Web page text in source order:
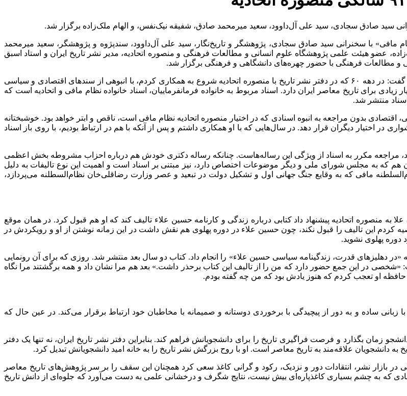
سید صادق سجادی، سید علی آل‌داوود، سعید میرمحمد صادق، شفیقه نیک‌نفس، و الهام ملک‌زاده برگزار شد.
با سخنرانی سید صادق سجادی، پژوهشگر و تاریخ‌نگار، سید علی آل‌داوود، سندپژوه و پژوهشگر، سعید میرمحمد
عضو هیئت علمی پژوهشگاه علوم انسانی و مطالعات فرهنگی و منصوره اتحادیه، مدیر نشر تاریخ ایران و استاد اسبق
سید صادق سجادی، پژوهشگر و تاریخ‌نگار با اشاره به اسنادی از دوره قاجار و پهلوی گفت: در دهه ۶۰ که در دفتر نشر تاریخ با منصوره اتحادیه شروع به همکاری کردم، با انبوهی از سندهای اقتصادی و سیاسی
برای تاریخ معاصر ایران دارد. اسناد مربوط به خانواده فرمانفرماییان، اسناد خانواده نظام مافی و اتحادیه است که
منتشر شد.
اقتصادی بدون مراجعه به انبوه اسنادی که در اختیار منصوره اتحادیه نظام مافی است، ناقص و ابتر خواهد بود. خوشبختانه
در اختیار دیگران قرار دهد. در سال‌هایی که با او همکاری داشتم و پس از آنکه با هم در ارتباط بودیم، با روی باز اسناد
شد، مراجعه مکرر به اسناد از ویژگی این رساله‌هاست. چنانکه رساله دکتری خودش هم درباره احزاب مشروطه بخش اعظمی
هم که به مجلس شورای ملی و دیگر موضوعات اختصاص دارد، نیز مبتنی بر اسناد است و اهمیت این نوع تالیفات به دلیل
مافی که به وقایع جنگ جهانی اول و تشکیل دولت در تبعید و عصر وزارت رضاقلی‌خان نظام‌السطلنه می‌پردازد،
به منصوره اتحادیه پیشنهاد داد کتابی درباره زندگی و کارنامه حسین علاء تالیف کند که او هم قبول کرد. در همان موقع
کردم این تالیف را قبول نکند، چون حسین علاء در دوره پهلوی هم نقش داشت در این زمانه نوشتن از او و رویکردش در
پهلوی نشوید.
«در دهلیزهای قدرت، زندگینامه سیاسی حسین علاء» را انجام داد. کتاب دو سال بعد منتشر شد. روزی که برای آن رونمایی
«شخصی در این جمع حضور دارد که من را از تالیف این کتاب برحذر داشت.» بعد هم مرا نشان داد و همه برگشتند مرا نگاه
حافظه او تعجب کردم که هنوز یادش بود که من چه گفته بودم.
ساده و به دور از پیچیدگی با برخوردی دوستانه و صمیمانه با مخاطبان خود ارتباط برقرار می‌کند. در عین حال که
زمان بگذارد و فرصت فراگیری تاریخ را برای دانشجویانش فراهم کند. بنابراین دفتر نشر تاریخ ایران، نه تنها یک دفتر
علاقه‌مند به تاریخ معاصر است. او با روح بزرگش نشر تاریخ را به خانه امید دانشجویانش تبدیل کرد.
بازار نشر، انتقادات دور و نزدیک، رکود و گرانی کاغذ سعی کرد همچنان این سقف را بر سر پژوهش‌های تاریخ معاصر
که به چشم بسیاری کاغذپاره‌ای بیش نیست، نتایج شگرف و درخشانی علمی به دست می‌آورد که جلوه‌ای از دانش تاریخ